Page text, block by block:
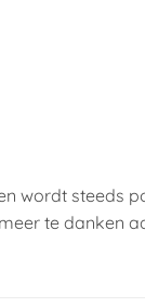
wordt steeds
te danken